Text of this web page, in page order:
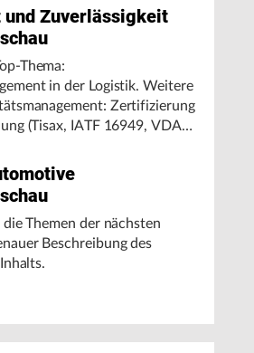
und Zuverlässigkeit
Thema:
in der Logistik. Weitere
Zertifizierung
(Tisax, IATF 16949, VDA-
& Prüfen: Optische
Themen der nächsten
Beschreibung des